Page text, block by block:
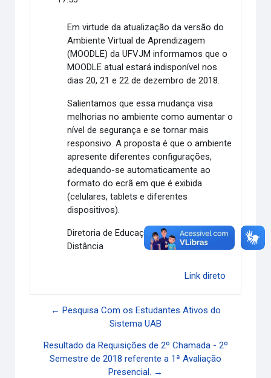
Em virtude da atualização da versão do
Ambiente Virtual de Aprendizagem
(MOODLE) da UFVJM informamos que o
MOODLE atual estará indisponível nos
dias 20, 21 e 22 de dezembro de 2018.
Salientamos que essa mudança visa
melhorias no ambiente como aumentar o
nível de segurança e se tornar mais
responsivo. A proposta é que o ambiente
apresente diferentes configurações,
adequando-se automaticamente ao
formato do ecrã em que é exibida
(celulares, tablets e diferentes
dispositivos).
Diretoria de Educação Aberta e a
Distância
Link direto
← Pesquisa Com os Estudantes Ativos do
Sistema UAB
Resultado da Requisições de 2º Chamada - 2º
Semestre de 2018 referente a 1ª Avaliação
Presencial. →